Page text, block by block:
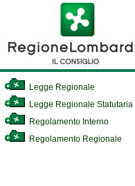
Legge Regionale
Legge Regionale Statutaria
Regolamento Interno
Regolamento Regionale